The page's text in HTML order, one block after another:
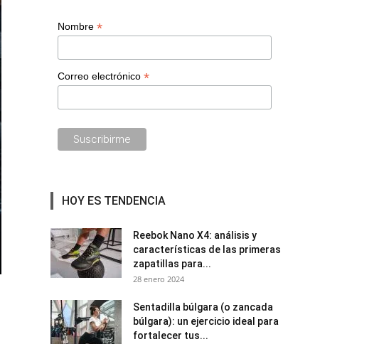
Nombre *
Correo electrónico *
HOY ES TENDENCIA
Reebok Nano X4: análisis y
características de las primeras
zapatillas para...
28 enero 2024
Sentadilla búlgara (o zancada
búlgara): un ejercicio ideal para
fortalecer tus...